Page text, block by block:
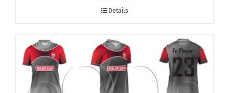
Details